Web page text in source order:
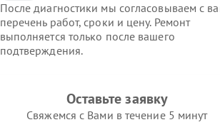
После диагностики мы согласовываем с
перечень работ, сроки и цену. Ремонт
выполняется только после вашего
подтверждения.
Оставьте заявку
Свяжемся с Вами в течение 5 минут